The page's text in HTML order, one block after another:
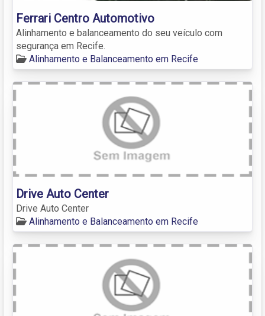
Ferrari Centro Automotivo
Alinhamento e balanceamento do seu veículo com
segurança em Recife.
Alinhamento e Balanceamento em Recife
Drive Auto Center
Drive Auto Center
Alinhamento e Balanceamento em Recife